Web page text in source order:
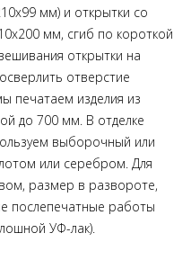
мм) и открытки со
мм, сгиб по короткой
открытки на
отверстие
печатаем изделия из
до 700 мм. В отделке
выборочный или
или серебром. Для
размер в развороте,
послепечатные работы
УФ-лак).